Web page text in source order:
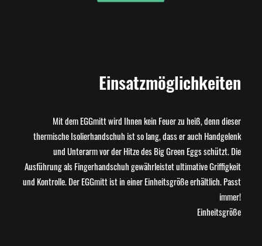
Einsatzmöglichkeiten
Mit dem EGGmitt wird Ihnen kein Feuer zu heiß, denn dieser
thermische Isolierhandschuh ist so lang, dass er auch Handgelenk
und Unterarm vor der Hitze des Big Green Eggs schützt. Die
Ausführung als Fingerhandschuh gewährleistet ultimative Griffigkeit
und Kontrolle. Der EGGmitt ist in einer Einheitsgröße erhältlich. Passt
immer!
Einheitsgröße